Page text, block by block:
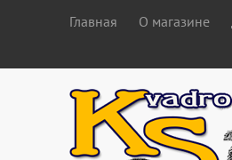
Главная О магазине